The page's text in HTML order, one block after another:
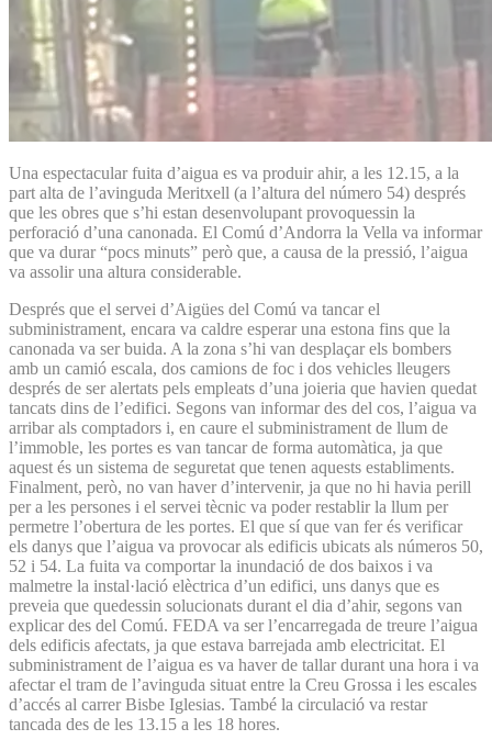
Una espectacular fuita d’aigua es va produir ahir, a les 12.15, a la
part alta de l’avinguda Meritxell (a l’altura del número 54) després
que les obres que s’hi estan desenvolupant provoquessin la
perforació d’una canonada. El Comú d’Andorra la Vella va informar
que va durar “pocs minuts” però que, a causa de la pressió, l’aigua
va assolir una altura considerable.
Després que el servei d’Aigües del Comú va tancar el
subministrament, encara va caldre esperar una estona fins que la
canonada va ser buida. A la zona s’hi van desplaçar els bombers
amb un camió escala, dos camions de foc i dos vehicles lleugers
després de ser alertats pels empleats d’una joieria que havien quedat
tancats dins de l’edifici. Segons van informar des del cos, l’aigua va
arribar als comptadors i, en caure el subministrament de llum de
l’immoble, les portes es van tancar de forma automàtica, ja que
aquest és un sistema de seguretat que tenen aquests establiments.
Finalment, però, no van haver d’intervenir, ja que no hi havia perill
per a les persones i el servei tècnic va poder restablir la llum per
permetre l’obertura de les portes. El que sí que van fer és verificar
els danys que l’aigua va provocar als edificis ubicats als números 50,
52 i 54. La fuita va comportar la inundació de dos baixos i va
malmetre la instal·lació elèctrica d’un edifici, uns danys que es
preveia que quedessin solucionats durant el dia d’ahir, segons van
explicar des del Comú. FEDA va ser l’encarregada de treure l’aigua
dels edificis afectats, ja que estava barrejada amb electricitat. El
subministrament de l’aigua es va haver de tallar durant una hora i va
afectar el tram de l’avinguda situat entre la Creu Grossa i les escales
d’accés al carrer Bisbe Iglesias. També la circulació va restar
tancada des de les 13.15 a les 18 hores.